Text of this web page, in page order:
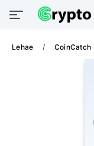
Lehae CoinCatch